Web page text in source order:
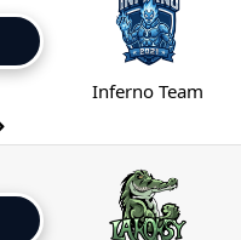
Inferno Team